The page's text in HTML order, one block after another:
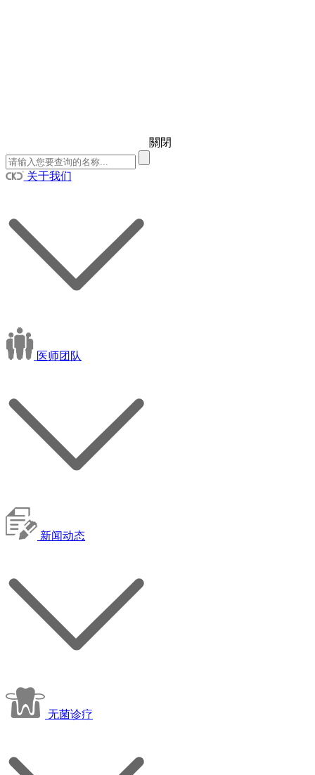
關閉
关于我们
医师团队
新闻动态
无菌诊疗